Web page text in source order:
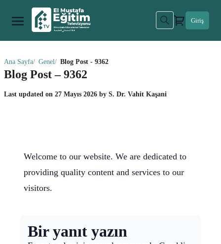
Giriş
Ana Sayfa Genel Blog Post - 9362
Blog Post – 9362
Last updated on 27 Mayıs 2026 by S. Dr. Vahit Kaşani
Welcome to our website. We are dedicated to
providing quality content and services to our
visitors.
Bir yanıt yazın